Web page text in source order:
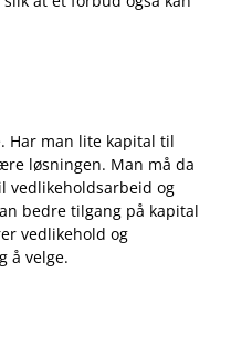
Har man lite kapital til
løsningen. Man må da
vedlikeholdsarbeid og
bedre tilgang på kapital
vedlikehold og
å velge.